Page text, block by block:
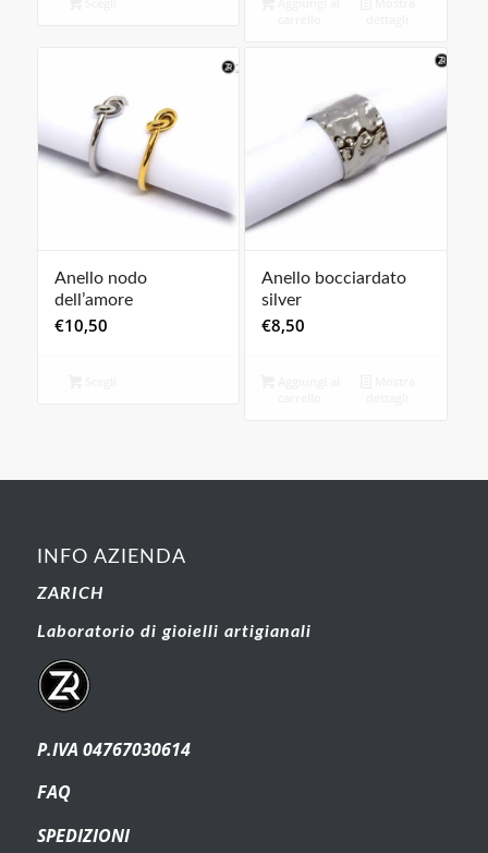
Anello nodo
dell’amore
€10,50
Anello bocciardato
silver
€8,50
INFO AZIENDA
ZARICH
Laboratorio di gioielli artigianali
P.IVA 04767030614
FAQ
SPEDIZIONI